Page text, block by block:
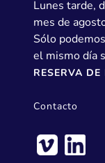
Lunes tarde,
mes de
Sólo
el mismo día
RESERVA DE
Contacto